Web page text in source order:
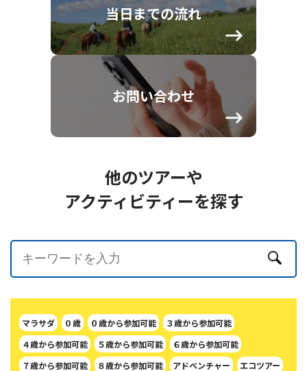
当日までの流れ
お問い合わせ
他のツアーや
アクティビティーを探す
マラサダ ０歳 ０歳から参加可能
３歳から参加可能
４歳から参加可能
５歳から参加可能
６歳から参加可能
７歳から参加可能
８歳から参加可能 アドベンチャー エコツアー